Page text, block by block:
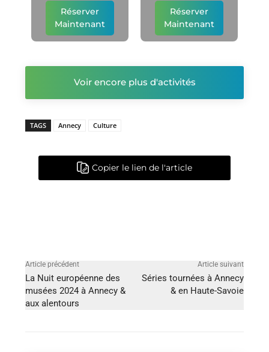
Réserver
Maintenant
Réserver
Maintenant
Voir encore plus d'activités
TAGS Annecy Culture
Copier le lien de l'article
Article précédent
La Nuit européenne des
musées 2024 à Annecy &
aux alentours
Article suivant
Séries tournées à Annecy
& en Haute-Savoie